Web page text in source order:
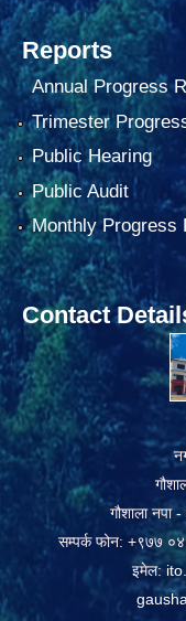
Reports
Annual Progress
Trimester
Public Hearing
Public Audit
Monthly Progress
Contact
गौशाला नपा
सम्पर्क फोन: +९७७
इमेल: